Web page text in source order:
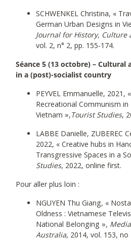
SCHWENKEL Christina, «
German Urban Designs in
Journal for History, Culture
vol. 2, n° 2, pp. 155-174.
Séance 5 (13 octobre) – Cultural
in a (post)-socialist country
PEYVEL Emmanuelle, 2021,
Recreational Communism
Vietnam »,Tourist Studies,
LABBE Danielle, ZUBEREC
2022, « Creative hubs in
Transgressive Spaces in a
Studies, 2022, online first.
Pour aller plus loin :
NGUYEN Thu Giang, «
Oldness : Vietnamese
National Belonging »,
Australia, 2014, vol. 153, no